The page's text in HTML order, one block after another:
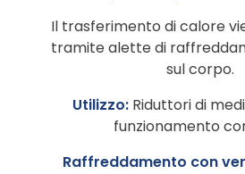
Il trasferimento di calore
tramite alette di
sul corpo.
Utilizzo: Riduttori di
funzionamento
Raffreddamento con